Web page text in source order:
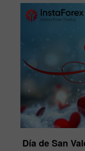
Día de San